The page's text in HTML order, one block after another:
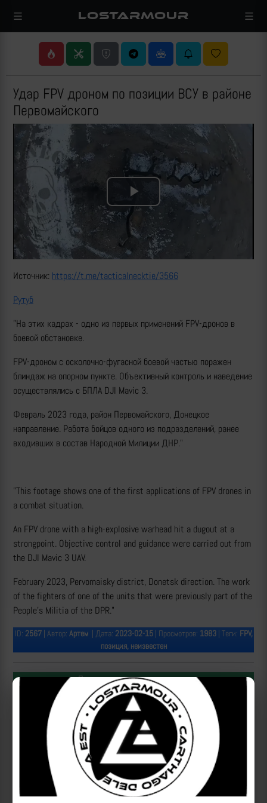
LOSTARMOUR
Удар FPV дроном по позиции ВСУ в районе
Первомайского
Play
Video
Источник: https://t.me/tacticalnecktie/3566
Рутуб
"На этих кадрах - одно из первых применений FPV-дронов в
боевой обстановке.
FPV-дроном с осколочно-фугасной боевой частью поражен
блиндаж на опорном пункте. Объективный контроль и наведение
осуществлялись с БПЛА DJI Mavic 3.
Февраль 2023 года, район Первомайского, Донецкое
направление. Работа бойцов одного из подразделений, ранее
входивших в состав Народной Милиции ДНР."
"This footage shows one of the first applications of FPV drones in
a combat situation.
An FPV drone with a high-explosive warhead hit a dugout at a
strongpoint. Objective control and guidance were carried out from
the DJI Mavic 3 UAV.
February 2023, Pervomaisky district, Donetsk direction. The work
of the fighters of one of the units that were previously part of the
People's Militia of the DPR."
ID: 2567| Автор: Артем | Дата: 2023-02-15| Просмотров: 1983| Теги: FPV,
позиция, неизвестен
Популярные за сегодня видео